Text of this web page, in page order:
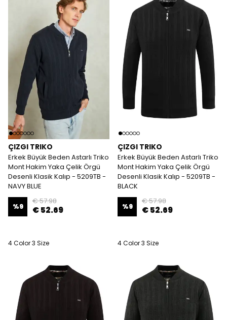
ÇIZGI TRIKO
Erkek Büyük Beden Astarlı Triko
Mont Hakim Yaka Çelik Örgü
Desenli Klasik Kalıp - 5209TB -
NAVY BLUE
%9
€ 57.98
€ 52.69
4 Color 3 Size
ÇIZGI TRIKO
Erkek Büyük Beden Astarlı Triko
Mont Hakim Yaka Çelik Örgü
Desenli Klasik Kalıp - 5209TB -
BLACK
%9
€ 57.98
€ 52.69
4 Color 3 Size